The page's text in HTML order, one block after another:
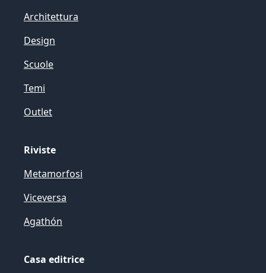
Architettura
Design
Scuole
Temi
Outlet
Riviste
Metamorfosi
Viceversa
Agathón
Casa editrice